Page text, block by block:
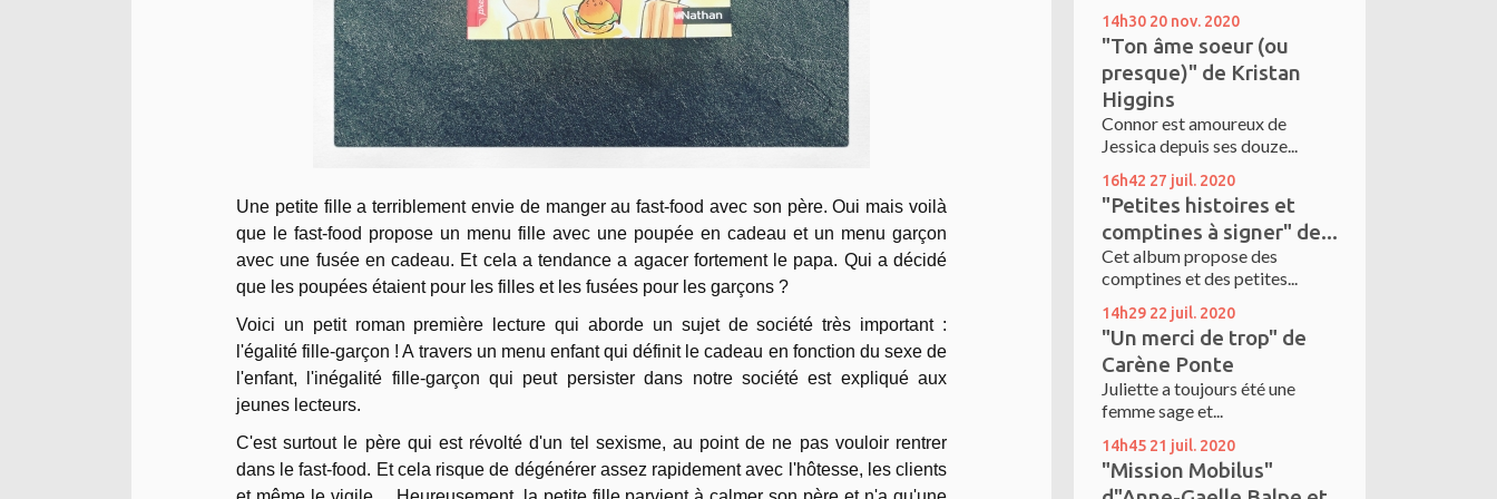
Une petite fille a terriblement envie de manger au fast-food avec son père. Oui mais voilà
que le fast-food propose un menu fille avec une poupée en cadeau et un menu garçon
avec une fusée en cadeau. Et cela a tendance a agacer fortement le papa. Qui a décidé
que les poupées étaient pour les filles et les fusées pour les garçons ?
Voici un petit roman première lecture qui aborde un sujet de société très important :
l'égalité fille-garçon ! A travers un menu enfant qui définit le cadeau en fonction du sexe de
l'enfant, l'inégalité fille-garçon qui peut persister dans notre société est expliqué aux
jeunes lecteurs.
C'est surtout le père qui est révolté d'un tel sexisme, au point de ne pas vouloir rentrer
dans le fast-food. Et cela risque de dégénérer assez rapidement avec l'hôtesse, les clients
14h30 20 nov. 2020
"Ton âme soeur (ou
presque)" de Kristan
Higgins
Connor est amoureux de
Jessica depuis ses douze...
16h42 27 juil. 2020
"Petites histoires et
comptines à signer" de...
Cet album propose des
comptines et des petites...
14h29 22 juil. 2020
"Un merci de trop" de
Carène Ponte
Juliette a toujours été une
femme sage et...
14h45 21 juil. 2020
"Mission Mobilus"